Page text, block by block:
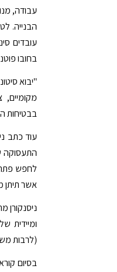
עבודה,
הבנייה.
עובדים
בחובו
"יבוא
מקומיים,
בבטיחות
עוד כתב
התעסוקה
לחפש
אשר תיתן
ומיידית
(לרבות
בסיום